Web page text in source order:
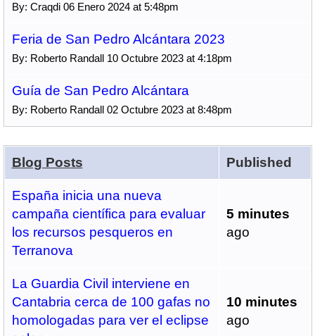
By: Craqdi 06 Enero 2024 at 5:48pm
Feria de San Pedro Alcántara 2023
By: Roberto Randall 10 Octubre 2023 at 4:18pm
Guía de San Pedro Alcántara
By: Roberto Randall 02 Octubre 2023 at 8:48pm
Blog Posts Published
España inicia una nueva
campaña científica para evaluar
los recursos pesqueros en
Terranova
5 minutes
ago
La Guardia Civil interviene en
Cantabria cerca de 100 gafas no
homologadas para ver el eclipse
10 minutes
ago